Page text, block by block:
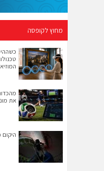
מחוץ לקופסה
את